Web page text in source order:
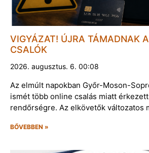
VIGYÁZAT! ÚJRA TÁMADNAK
CSALÓK
2026. augusztus. 6. 00:08
Az elmúlt napokban Győr-Moson-
ismét több online csalás miatt
rendőrségre. Az elkövetők változatos
BŐVEBBEN »